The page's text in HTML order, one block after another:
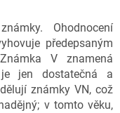
Ohodnocení
předepsaným
V znamená
jen dostatečná a
známky VN, což
v tomto věku,